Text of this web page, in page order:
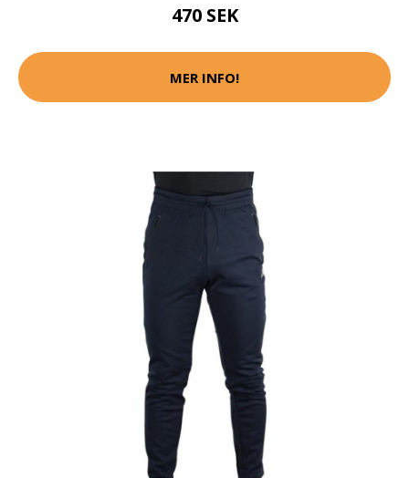
470 SEK
MER INFO!